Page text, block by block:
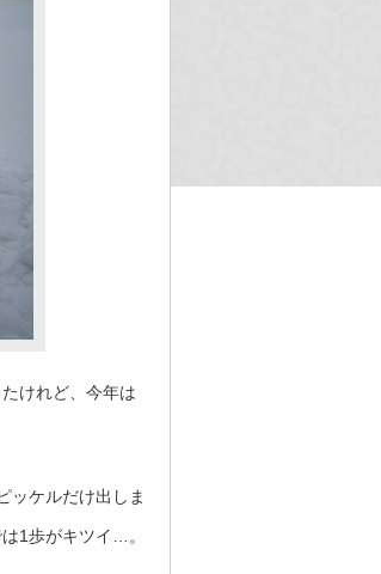
けれど、今年は
ッケルだけ出しま
1歩がキツイ…。